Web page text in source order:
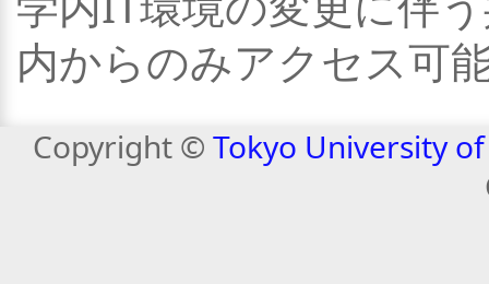
内からのみアクセス可
Copyright © Tokyo University